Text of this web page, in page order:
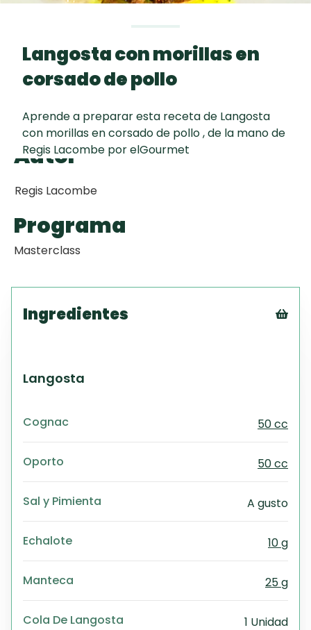
Chispas de
Chocolate
Raspaditas
Langosta con morillas en
corsado de pollo
Aprende a preparar esta receta de Langosta
con morillas en corsado de pollo , de la mano de
Regis Lacombe por elGourmet
Autor
Regis Lacombe
Programa
Masterclass
Ingredientes
Langosta
Cognac 50 cc
Oporto 50 cc
Sal y Pimienta A gusto
Echalote 10 g
Manteca 25 g
Cola De Langosta 1 Unidad